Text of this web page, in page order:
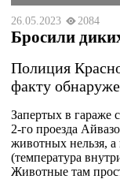
26.05.2023 2084
Бросили
Полиция
факту
Запертых в гараже
2-го проезда
животных нельзя,
(температура
Животные там